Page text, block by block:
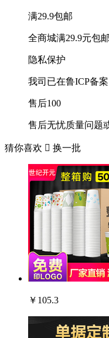
满29.9包邮
全商城满29.9元包邮
隐私保护
我司已在鲁ICP备
售后100
售后无忧质量问题
猜你喜欢  换一批
￥105.3